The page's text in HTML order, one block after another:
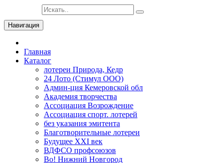
Навигация
Главная
Каталог
лотереи Природа, Кедр
24 Лото (Стимул ООО)
Админ-ция Кемеровской обл
Академия творчества
Ассоциация Возрождение
Ассоциация спорт. лотерей
без указания эмитента
Благотворительные лотереи
Будущее XXI век
ВДФСО профсоюзов
Во! Нижний Новгород